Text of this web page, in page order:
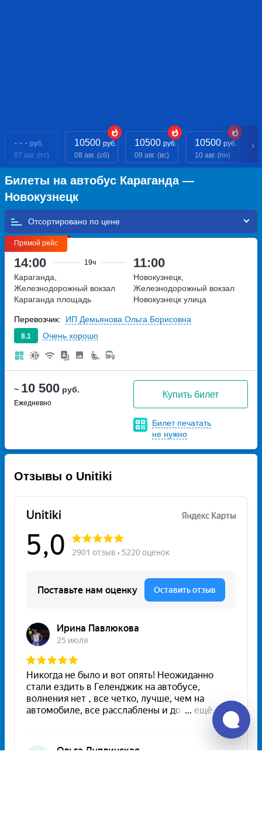
- - - руб.
07 авг. (пт)
10500 руб.
08 авг. (сб)
10500 руб.
09 авг. (вс)
10500 руб.
10 авг. (пн)
Билеты на автобус Караганда —
Новокузнецк
Отсортировано по
Прямой рейс
14:00 19ч 11:00
~ 10 500 руб.
Ежедневно
Купить билет
Билет печатать
не нужно
Караганда,
Железнодорожный вокзал
Караганда площадь
Новокузнецк,
Железнодорожный вокзал
Новокузнецк улица
8.1 Очень хорошо
Перевозчик: ИП Демьянова Ольга Борисовна
Отзывы о Unitiki